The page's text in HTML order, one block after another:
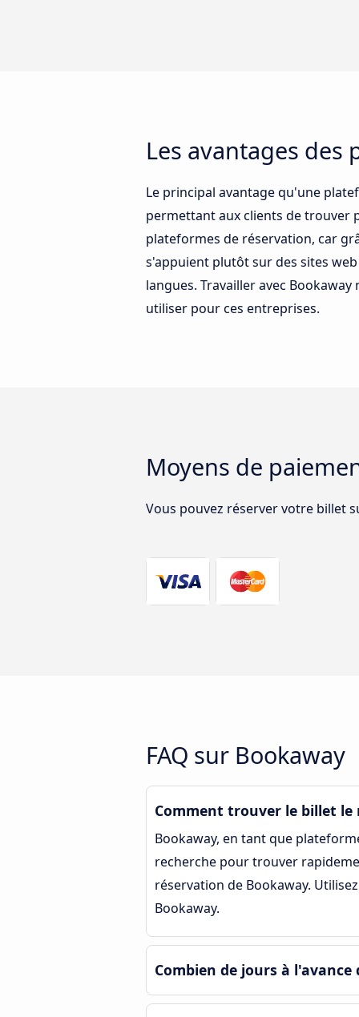
Les avantages
Le principal avantage qu'une
permettant aux clients de trouver
plateformes de réservation, car
s'appuient plutôt sur des sites
langues. Travailler avec
utiliser pour ces entreprises.
Moyens de
Vous pouvez réserver votre billet
FAQ sur Bookaway
Comment trouver le billet le
Bookaway, en tant que
recherche pour trouver
réservation de Bookaway.
Bookaway.
Combien de jours à